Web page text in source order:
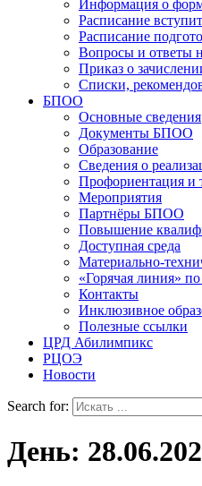
Информация о
Расписание
Расписание
Вопросы и ответы
Приказ о
Списки,
БПОО
Основные сведения
Документы БПОО
Образование
Сведения о
Профориентация и
Мероприятия
Партнёры БПОО
Повышение
Доступная среда
Материально-
«Горячая линия»
Контакты
Инклюзивное
Полезные ссылки
ЦРД Абилимпикс
РЦОЭ
Новости
Search for:
День: